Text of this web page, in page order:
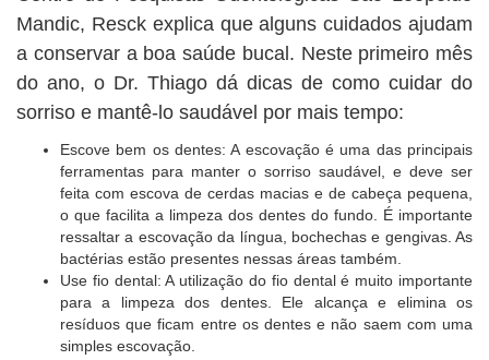
Mandic, Resck explica que alguns cuidados ajudam
a conservar a boa saúde bucal. Neste primeiro mês
do ano, o Dr. Thiago dá dicas de como cuidar do
sorriso e mantê-lo saudável por mais tempo:
Escove bem os dentes: A escovação é uma das principais
ferramentas para manter o sorriso saudável, e deve ser
feita com escova de cerdas macias e de cabeça pequena,
o que facilita a limpeza dos dentes do fundo. É importante
ressaltar a escovação da língua, bochechas e gengivas. As
bactérias estão presentes nessas áreas também.
Use fio dental: A utilização do fio dental é muito importante
para a limpeza dos dentes. Ele alcança e elimina os
resíduos que ficam entre os dentes e não saem com uma
simples escovação.